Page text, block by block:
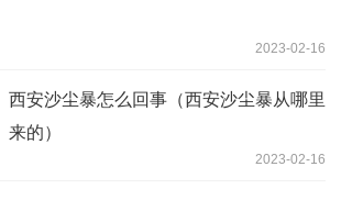
2023-02-16
西安沙尘暴怎么回事（西安沙尘暴从哪里
来的）
2023-02-16